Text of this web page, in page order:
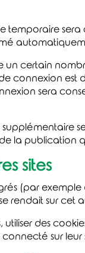
temporaire
un certain
connexion est
sera
la publication
sites
(par
rendait sur cet
des
sur leur